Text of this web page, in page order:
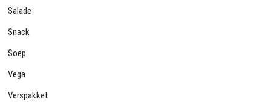
Salade
Snack
Soep
Vega
Verspakket